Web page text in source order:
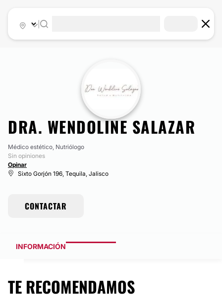
DRA. WENDOLINE SALAZAR
Médico estético, Nutriólogo
Sin opiniones
Opinar
Sixto Gorjón 196, Tequila, Jalisco
CONTACTAR
INFORMACIÓN
TE RECOMENDAMOS